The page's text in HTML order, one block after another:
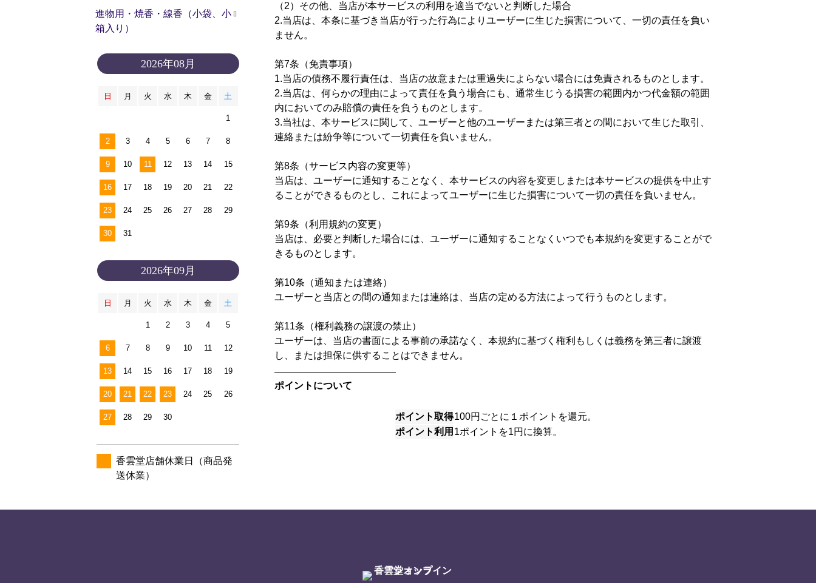
（2）その他、当店が本サービスの利用を適当でないと判断した場合
2.当店は、本条に基づき当店が行った行為によりユーザーに生じた損害について、一切の責任を負い
ません。
第7条（免責事項）
1.当店の債務不履行責任は、当店の故意または重過失によらない場合には免責されるものとします。
2.当店は、何らかの理由によって責任を負う場合にも、通常生じうる損害の範囲内かつ代金額の範囲
内においてのみ賠償の責任を負うものとします。
3.当社は、本サービスに関して、ユーザーと他のユーザーまたは第三者との間において生じた取引、
連絡または紛争等について一切責任を負いません。
第8条（サービス内容の変更等）
当店は、ユーザーに通知することなく、本サービスの内容を変更しまたは本サービスの提供を中止す
ることができるものとし、これによってユーザーに生じた損害について一切の責任を負いません。
第9条（利用規約の変更）
当店は、必要と判断した場合には、ユーザーに通知することなくいつでも本規約を変更することがで
きるものとします。
第10条（通知または連絡）
ユーザーと当店との間の通知または連絡は、当店の定める方法によって行うものとします。
第11条（権利義務の譲渡の禁止）
ユーザーは、当店の書面による事前の承諾なく、本規約に基づく権利もしくは義務を第三者に譲渡
し、または担保に供することはできません。
ポイントについて
ポイント取得100円ごとに１ポイントを還元。
ポイント利用 1ポイントを1円に換算。
進物用・焼香・線香（小袋、小
箱入り）
2026年08月
日 月 火 水 木 金 土
1
2 3 4 5 6 7 8
9 10 11 12 13 14 15
16 17 18 19 20 21 22
23 24 25 26 27 28 29
30 31
2026年09月
日 月 火 水 木 金 土
1 2 3 4 5
6 7 8 9 10 11 12
13 14 15 16 17 18 19
20 21 22 23 24 25 26
27 28 29 30
香雲堂店舗休業日（商品発
送休業）